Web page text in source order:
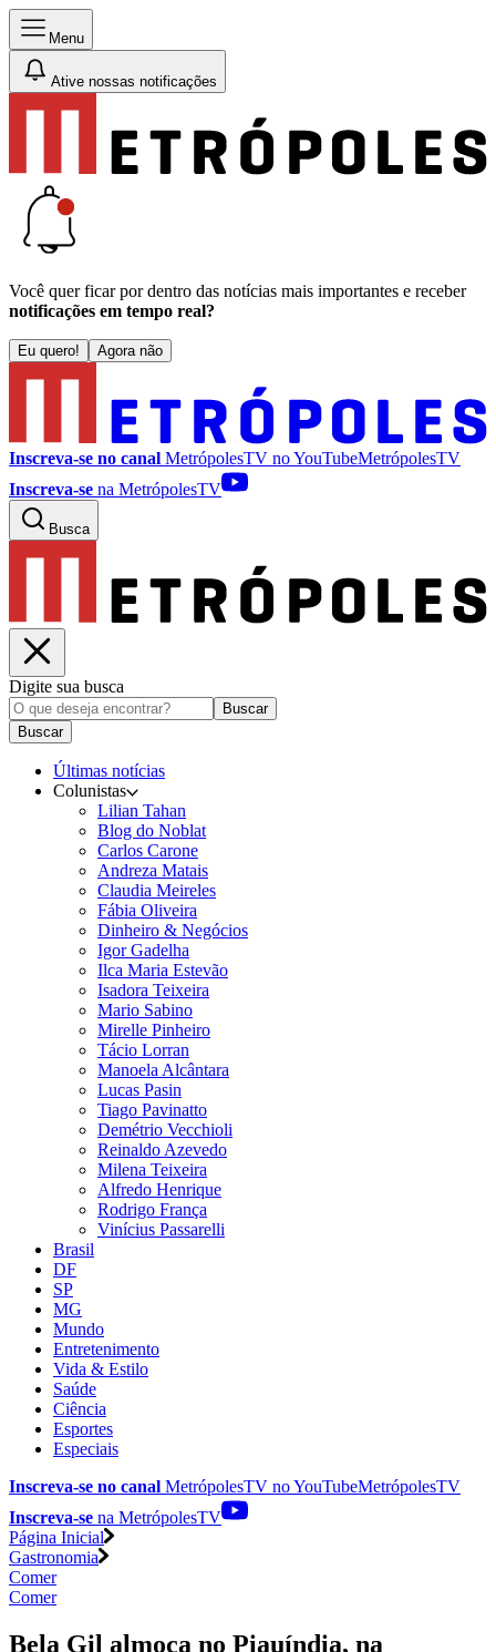
Menu
Ative nossas notificações
Você quer ficar por dentro das notícias mais importantes e receber
notificações em tempo real?
Eu quero! Agora não
Inscreva-se no canal MetrópolesTV noYouTubeMetrópolesTV
Inscreva-se na MetrópolesTV
Busca
Digite sua busca
Buscar
Buscar
Últimas notícias
Colunistas
Lilian Tahan
Blog do Noblat
Carlos Carone
Andreza Matais
Claudia Meireles
Fábia Oliveira
Dinheiro & Negócios
Igor Gadelha
Ilca Maria Estevão
Isadora Teixeira
Mario Sabino
Mirelle Pinheiro
Tácio Lorran
Manoela Alcântara
Lucas Pasin
Tiago Pavinatto
Demétrio Vecchioli
Reinaldo Azevedo
Milena Teixeira
Alfredo Henrique
Rodrigo França
Vinícius Passarelli
Brasil
DF
SP
MG
Mundo
Entretenimento
Vida & Estilo
Saúde
Ciência
Esportes
Especiais
Inscreva-se no canal MetrópolesTV noYouTubeMetrópolesTV
Inscreva-se na MetrópolesTV
Página Inicial
Gastronomia
Comer
Comer
Bela Gil almoça no Piauíndia, na